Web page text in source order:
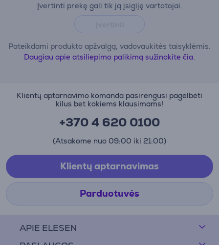
Įvertinti prekę gali tik ją įsigiję vartotojai.
Pateikdami produkto apžvalgą, vadovaukitės taisyklėmis.
Daugiau apie atsiliepimo palikimą sužinokite čia.
APIE ELESEN
Klientų aptarnavimo komanda pasirengusi pagelbėti
kilus bet kokiems klausimams!
+370 4 620 0100
(Atsakome nuo 09:00 iki 21:00)
Klientų aptarnavimas
Parduotuvės